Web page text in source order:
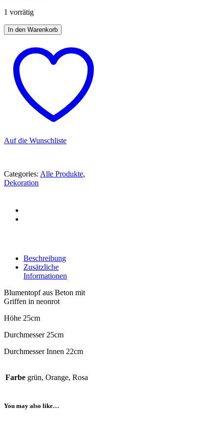
1 vorrätig
In den Warenkorb
Auf die Wunschliste
Categories: Alle Produkte,
Dekoration
Beschreibung
Zusätzliche
Informationen
Blumentopf aus Beton mit
Griffen in neonrot
Höhe 25cm
Durchmesser 25cm
Durchmesser Innen 22cm
Farbe grün, Orange, Rosa
You may also like…